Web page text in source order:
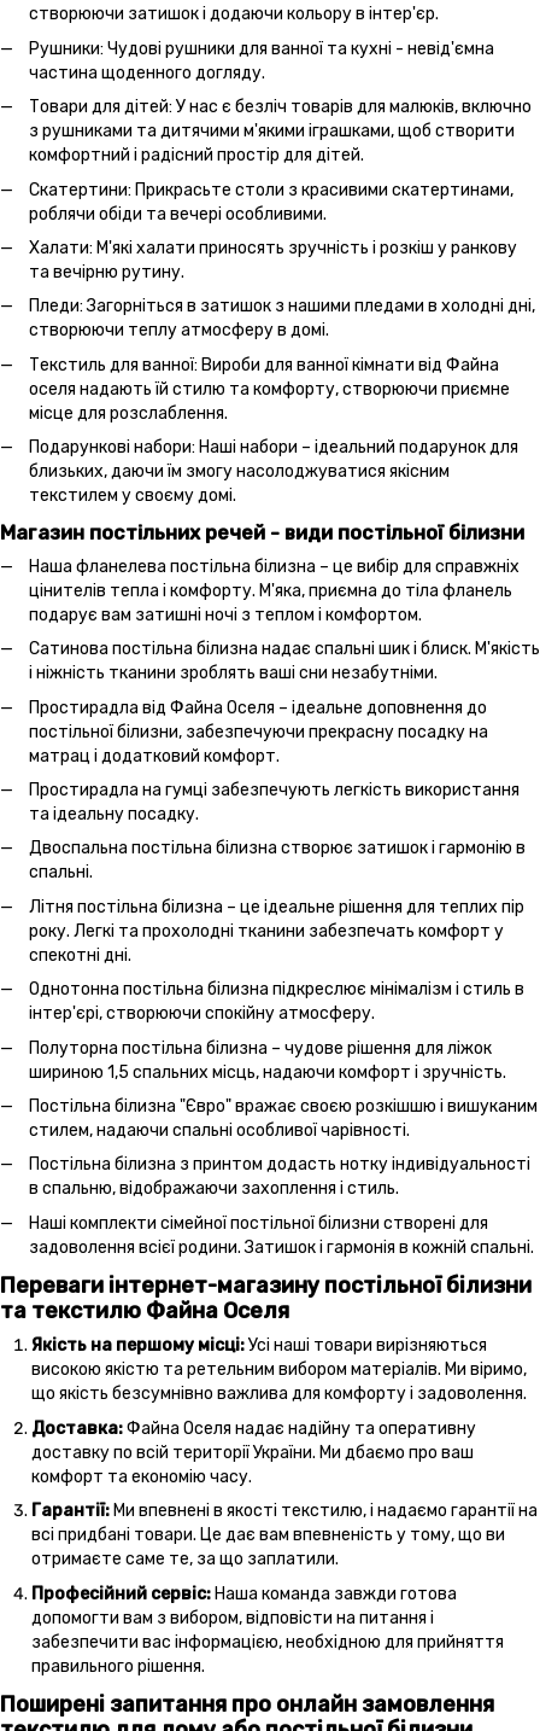
створюючи затишок і додаючи кольору в інтер'єр.
Рушники: Чудові рушники для ванної та кухні - невід'ємна
частина щоденного догляду.
Товари для дітей: У нас є безліч товарів для малюків, включно
з рушниками та дитячими м'якими іграшками, щоб створити
комфортний і радісний простір для дітей.
Скатертини: Прикрасьте столи з красивими скатертинами,
роблячи обіди та вечері особливими.
Халати: М'які халати приносять зручність і розкіш у ранкову
та вечірню рутину.
Пледи: Загорніться в затишок з нашими пледами в холодні дні,
створюючи теплу атмосферу в домі.
Текстиль для ванної: Вироби для ванної кімнати від Файна
оселя надають їй стилю та комфорту, створюючи приємне
місце для розслаблення.
Подарункові набори: Наші набори – ідеальний подарунок для
близьких, даючи їм змогу насолоджуватися якісним
текстилем у своєму домі.
Магазин постільних речей - види постільної білизни
Наша фланелева постільна білизна – це вибір для справжніх
цінителів тепла і комфорту. М'яка, приємна до тіла фланель
подарує вам затишні ночі з теплом і комфортом.
Сатинова постільна білизна надає спальні шик і блиск. М'якість
і ніжність тканини зроблять ваші сни незабутніми.
Простирадла від Файна Оселя – ідеальне доповнення до
постільної білизни, забезпечуючи прекрасну посадку на
матрац і додатковий комфорт.
Простирадла на гумці забезпечують легкість використання
та ідеальну посадку.
Двоспальна постільна білизна створює затишок і гармонію в
спальні.
Літня постільна білизна – це ідеальне рішення для теплих пір
року. Легкі та прохолодні тканини забезпечать комфорт у
спекотні дні.
Однотонна постільна білизна підкреслює мінімалізм і стиль в
інтер'єрі, створюючи спокійну атмосферу.
Полуторна постільна білизна – чудове рішення для ліжок
шириною 1,5 спальних місць, надаючи комфорт і зручність.
Постільна білизна "Євро" вражає своєю розкішшю і вишуканим
стилем, надаючи спальні особливої чарівності.
Постільна білизна з принтом додасть нотку індивідуальності
в спальню, відображаючи захоплення і стиль.
Наші комплекти сімейної постільної білизни створені для
задоволення всієї родини. Затишок і гармонія в кожній спальні.
Переваги інтернет-магазину постільної білизни
та текстилю Файна Оселя
Якість на першому місці:Усі наші товари вирізняються
високою якістю та ретельним вибором матеріалів. Ми віримо,
що якість безсумнівно важлива для комфорту і задоволення.
Доставка:Файна Оселя надає надійну та оперативну
доставку по всій території України. Ми дбаємо про ваш
комфорт та економію часу.
Гарантії: Ми впевнені в якості текстилю, і надаємо гарантії на
всі придбані товари. Це дає вам впевненість у тому, що ви
отримаєте саме те, за що заплатили.
Професійний сервіс: Наша команда завжди готова
допомогти вам з вибором, відповісти на питання і
забезпечити вас інформацією, необхідною для прийняття
правильного рішення.
Поширені запитання про онлайн замовлення